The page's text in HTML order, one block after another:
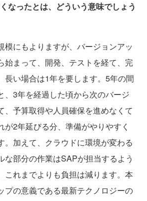
なったとは、どういう意味でしょう
にもよりますが、バージョンアッ
始まって、開発、テストを経て、完
長い場合は1年を要します。5年の間
、3年を経過した頃から次のバージ
、予算取得や人員確保を進めなくて
が2年延びる分、準備がやりやすく
。加えて、クラウドに環境が変わる
な部分の作業はSAPが担当するよう
これまでよりも負担は減ります。本
プの意義である最新テクノロジーの